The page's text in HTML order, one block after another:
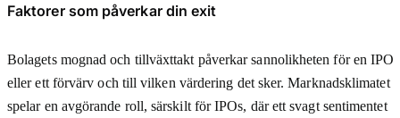
Faktorer som påverkar din exit
Bolagets mognad och tillväxttakt påverkar sannolikheten för en IPO
eller ett förvärv och till vilken värdering det sker. Marknadsklimatet
spelar en avgörande roll, särskilt för IPOs, där ett svagt sentimentet